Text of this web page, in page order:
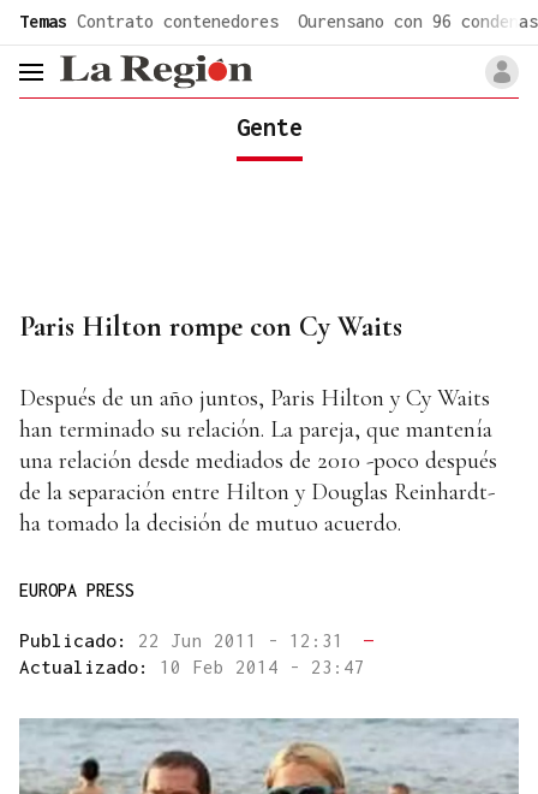
Temas Contrato contenedores Ourensano con 96 condenas
header.menu.open
Gente
Paris Hilton rompe con Cy Waits
Después de un año juntos, Paris Hilton y Cy Waits
han terminado su relación. La pareja, que mantenía
una relación desde mediados de 2010 -poco después
de la separación entre Hilton y Douglas Reinhardt-
ha tomado la decisión de mutuo acuerdo.
EUROPA PRESS
Publicado: 22 Jun 2011 - 12:31
—
Actualizado: 10 Feb 2014 - 23:47